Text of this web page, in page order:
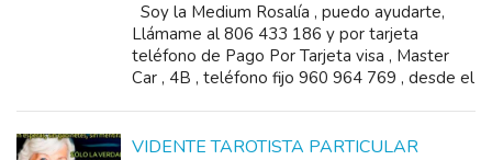
Soy la Medium Rosalía , puedo ayudarte,
Llámame al 806 433 186 y por tarjeta
teléfono de Pago Por Tarjeta visa , Master
Car , 4B , teléfono fijo 960 964 769 , desde el
VIDENTE TAROTISTA PARTICULAR